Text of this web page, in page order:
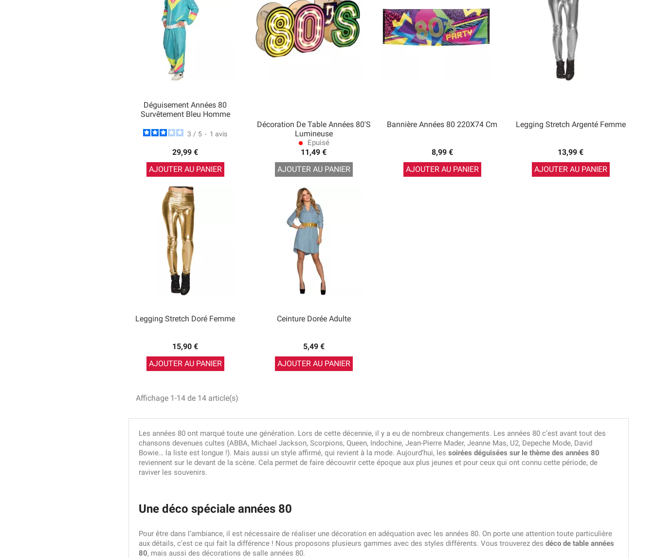
Déguisement Années 80
Survêtement Bleu Homme
3 / 5 - 1 avis
29,99 €
AJOUTER AU PANIER
Décoration De Table Années 80's
Lumineuse
lens Epuisé
11,49 €
AJOUTER AU PANIER
Bannière Années 80 220X74 Cm
8,99 €
AJOUTER AU PANIER
Legging Stretch Argenté Femme
13,99 €
AJOUTER AU PANIER
Legging Stretch Doré Femme
15,90 €
AJOUTER AU PANIER
Ceinture Dorée Adulte
5,49 €
AJOUTER AU PANIER
Affichage 1-14 de 14 article(s)
Les années 80 ont marqué toute une génération. Lors de cette décennie, il y a eu de nombreux changements. Les années 80 c’est avant tout des
chansons devenues cultes (ABBA, Michael Jackson, Scorpions, Queen, Indochine, Jean-Pierre Mader, Jeanne Mas, U2, Depeche Mode, David
Bowie… la liste est longue !). Mais aussi un style affirmé, qui revient à la mode. Aujourd’hui, les soirées déguisées sur le thème des années 80
reviennent sur le devant de la scène. Cela permet de faire découvrir cette époque aux plus jeunes et pour ceux qui ont connu cette période, de
raviver les souvenirs.
Une déco spéciale années 80
Pour être dans l’ambiance, il est nécessaire de réaliser une décoration en adéquation avec les années 80. On porte une attention toute particulière
aux détails, c’est ce qui fait la différence ! Nous proposons plusieurs gammes avec des styles différents. Vous trouverez des déco de table années
80, mais aussi des décorations de salle années 80.